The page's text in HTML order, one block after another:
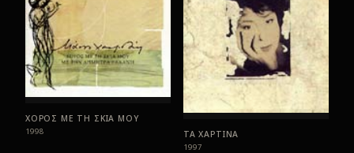
ΧΟΡΟΣ ΜΕ ΤΗ ΣΚΙΑ ΜΟΥ
1998 ΤΑ ΧΑΡΤΙΝΑ
1997